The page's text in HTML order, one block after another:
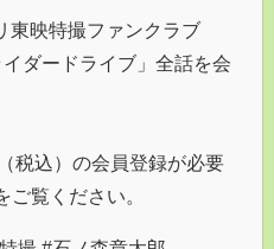
東映特撮ファンクラブ
ダードライブ」全話を会
税込）の会員登録が必要
ご覧ください。